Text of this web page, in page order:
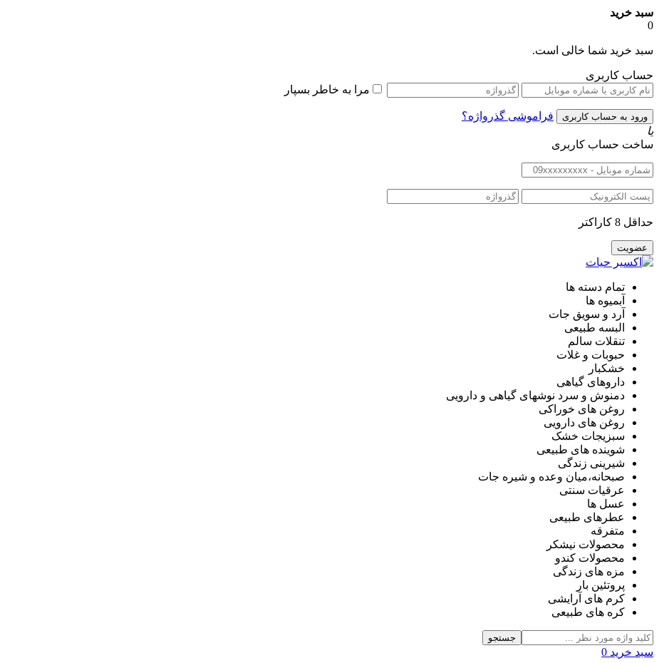
سبد خرید
0
سبد خرید شما خالی است.
حساب کاربری
مرا به خاطر بسپار
فراموشی گذرواژه؟
یا
ساخت حساب کاربری
حداقل 8 کاراکتر
تمام دسته ها
آبمیوه ها
آرد و سویق جات
البسه طبیعی
تنقلات سالم
حبوبات و غلات
خشکبار
داروهای گیاهی
دمنوش و سرد نوشهای گیاهی و دارویی
روغن های خوراکی
روغن های دارویی
سبزیجات خشک
شوینده های طبیعی
شیرینی زندگی
صبحانه،میان وعده و شیره جات
عرقیات سنتی
عسل ها
عطرهای طبیعی
متفرقه
محصولات نیشکر
محصولات کندو
مزه های زندگی
پروتئین بار
کرم های آرایشی
کره های طبیعی
جستجو
سبد خرید 0